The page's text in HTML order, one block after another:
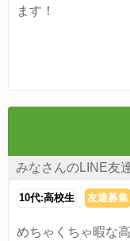
ます！
みなさんのLINE友
10代:高校生 友達募集
めちゃくちゃ暇な